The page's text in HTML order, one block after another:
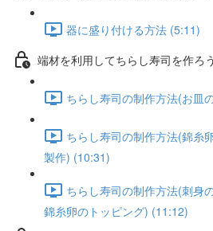
器に盛り付ける方法 (5:11)
端材を利用してちらし寿司を作ろ
ちらし寿司の制作方法(お皿
ちらし寿司の制作方法(錦糸
製作) (10:31)
ちらし寿司の制作方法(刺身
錦糸卵のトッピング) (11:12)